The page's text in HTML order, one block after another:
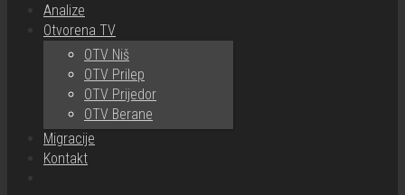
Analize
Otvorena TV
OTV Niš
OTV Prilep
OTV Prijedor
OTV Berane
Migracije
Kontakt